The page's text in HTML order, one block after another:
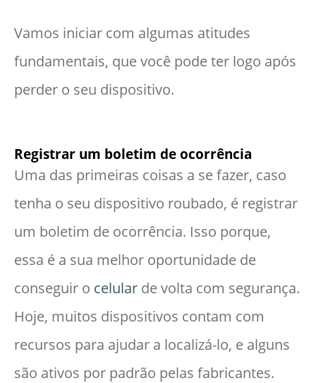
Vamos iniciar com algumas atitudes
fundamentais, que você pode ter logo após
perder o seu dispositivo.
Registrar um boletim de ocorrência
Uma das primeiras coisas a se fazer, caso
tenha o seu dispositivo roubado, é registrar
um boletim de ocorrência. Isso porque,
essa é a sua melhor oportunidade de
conseguir o celular de volta com segurança.
Hoje, muitos dispositivos contam com
recursos para ajudar a localizá-lo, e alguns
são ativos por padrão pelas fabricantes.